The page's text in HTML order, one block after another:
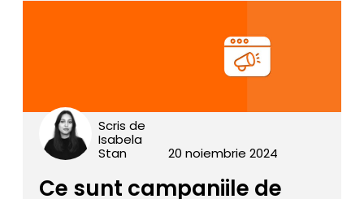
Scris de
Isabela
Stan
20 noiembrie 2024
Ce sunt campaniile de